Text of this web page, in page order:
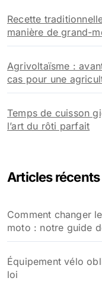
Recette
manière de grand-
Agrivoltaïsme :
cas pour une
Temps de cuisson
l’art du rôti parfait
Articles récents
Comment changer
moto : notre guide
Équipement vélo
loi